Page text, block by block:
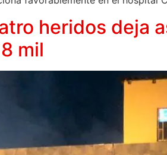
heridos deja
mil